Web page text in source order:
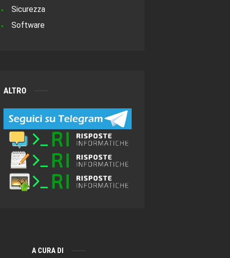
Sicurezza
Software
ALTRO
A CURA DI